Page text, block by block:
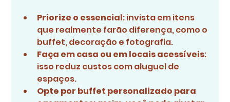
Priorize o essencial: invista em itens
que realmente farão diferença, como o
buffet, decoração e fotografia.
Faça em casa ou em locais acessíveis:
isso reduz custos com aluguel de
espaços.
Opte por buffet personalizado para